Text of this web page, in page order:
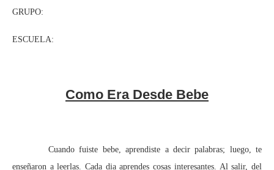
GRUPO:
ESCUELA:
Como Era Desde Bebe
Cuando fuiste bebe, aprendiste a decir palabras; luego, te
enseñaron a leerlas. Cada dia aprendes cosas interesantes. Al salir, del